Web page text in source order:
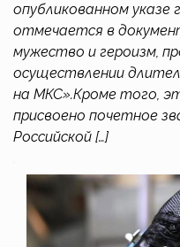
опубликованном указе
отмечается в
мужество и героизм,
осуществлении
на МКС».Кроме того,
присвоено почетное
Российской […]